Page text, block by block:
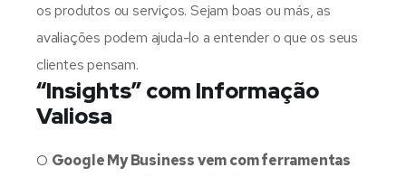
os produtos ou serviços. Sejam boas ou más, as
avaliações podem ajuda-lo a entender o que os seus
clientes pensam.
“Insights” com Informação
Valiosa
O Google My Business vem com ferramentas